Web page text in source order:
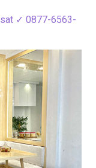
✓ 0877-6563-